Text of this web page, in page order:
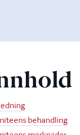
behandling